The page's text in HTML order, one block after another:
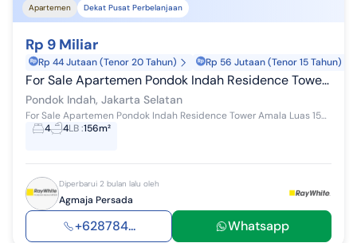
Apartemen Dekat Pusat Perbelanjaan
Rp 9 Miliar
Rp 44 Jutaan (Tenor 20 Tahun) Rp 56 Jutaan (Tenor 15 Tahun)
For Sale Apartemen Pondok Indah Residence Tower Amala _ Jw
Pondok Indah, Jakarta Selatan
For Sale Apartemen Pondok Indah Residence Tower Amala Luas 156 m2 SHM 3+1 Bedroom 3+1 Bathroom Dining Room. Living Room, Wet& Dry Kitchen, Pant...
4
4LB:156m²
Diperbarui 2 bulan lalu oleh
Agmaja Persada
+628784... Whatsapp